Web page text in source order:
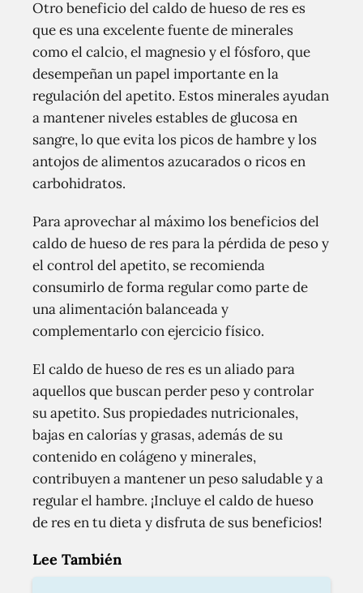
Otro beneficio del caldo de hueso de res es
que es una excelente fuente de minerales
como el calcio, el magnesio y el fósforo, que
desempeñan un papel importante en la
regulación del apetito. Estos minerales ayudan
a mantener niveles estables de glucosa en
sangre, lo que evita los picos de hambre y los
antojos de alimentos azucarados o ricos en
carbohidratos.
Para aprovechar al máximo los beneficios del
caldo de hueso de res para la pérdida de peso y
el control del apetito, se recomienda
consumirlo de forma regular como parte de
una alimentación balanceada y
complementarlo con ejercicio físico.
El caldo de hueso de res es un aliado para
aquellos que buscan perder peso y controlar
su apetito. Sus propiedades nutricionales,
bajas en calorías y grasas, además de su
contenido en colágeno y minerales,
contribuyen a mantener un peso saludable y a
regular el hambre. ¡Incluye el caldo de hueso
de res en tu dieta y disfruta de sus beneficios!
Lee También